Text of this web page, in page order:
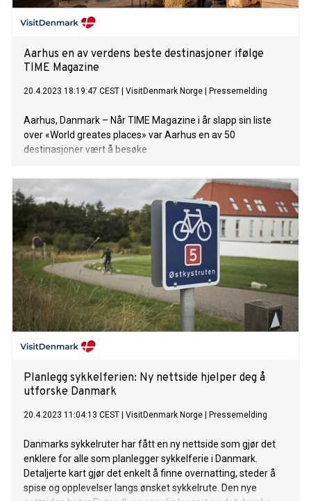
Aarhus en av verdens beste destinasjoner ifølge
TIME Magazine
20.4.2023 18:19:47 CEST VisitDenmark Norge Pressemelding
Aarhus, Danmark – Når TIME Magazine i år slapp sin liste
over «World greates places» var Aarhus en av 50
destinasjoner vært å besøke
Planlegg sykkelferien: Ny nettside hjelper deg å
utforske Danmark
20.4.2023 11:04:13 CEST VisitDenmark Norge Pressemelding
Danmarks sykkelruter har fått en ny nettside som gjør det
enklere for alle som planlegger sykkelferie i Danmark.
Detaljerte kart gjør det enkelt å finne overnatting, steder å
spise og opplevelser langs ønsket sykkelrute. Den nye